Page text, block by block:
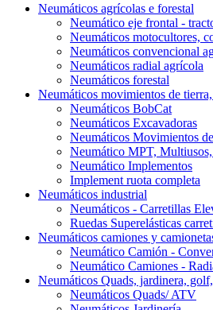
Neumáticos agrícolas e forestal
Neumático eje frontal -
Neumáticos motocultores,
Neumáticos convencional
Neumáticos radial agrícola
Neumáticos forestal
Neumáticos movimientos de
Neumáticos BobCat
Neumáticos Excavadoras
Neumáticos Movimientos
Neumático MPT,
Neumático Implementos
Implement ruota completa
Neumáticos industrial
Neumáticos - Carretillas
Ruedas Superelásticas
Neumáticos camiones y
Neumático Camión -
Neumático Camiones -
Neumáticos Quads, jardinera,
Neumáticos Quads/ ATV